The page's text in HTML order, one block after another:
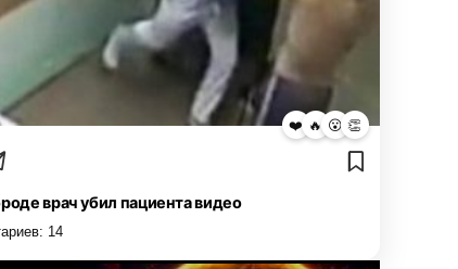
❤️ 🔥 😮 👏
врач убил пациента видео
14